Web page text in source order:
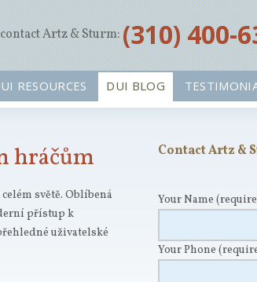
Artz & Sturm:‪(310) 400-
RESOURCES DUI BLOG
hráčům
světě. Oblíbená
přístup k
uživatelské
Contact Artz &
Your Name
Your Phone